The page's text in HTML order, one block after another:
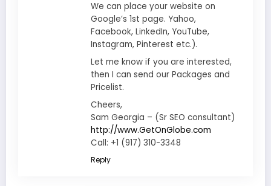
We can place your website on
Google’s 1st page. Yahoo,
Facebook, LinkedIn, YouTube,
Instagram, Pinterest etc.).
Let me know if you are interested,
then I can send our Packages and
Pricelist.
Cheers,
Sam Georgia – (Sr SEO consultant)
http://www.GetOnGlobe.com
Call: +1 (917) 310-3348
Reply